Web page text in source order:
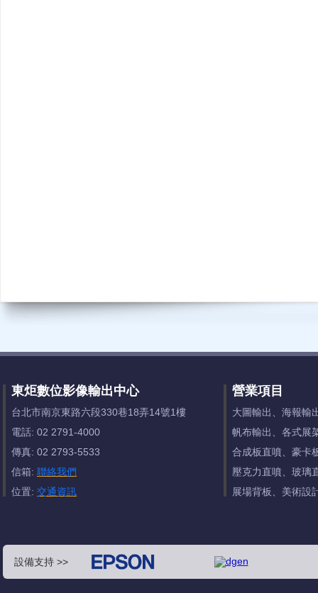
東炬數位影像輸出中心
台北市南京東路六段330巷18弄14號1樓
電話: 02 2791-4000
傳真: 02 2793-5533
信箱: 聯絡我們
位置: 交通資訊
營業項目
大圖輸出、海報輸
帆布輸出、各式展
合成板直噴、豪卡
壓克力直噴、玻璃
展場背板、美術設
設備支持 >>